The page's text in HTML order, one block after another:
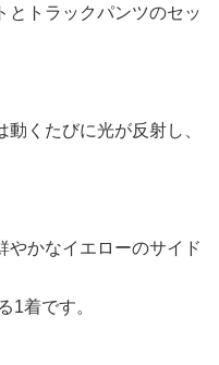
とトラックパンツのセッ
くたびに光が反射し、
やかなイエローのサイド
1着です。